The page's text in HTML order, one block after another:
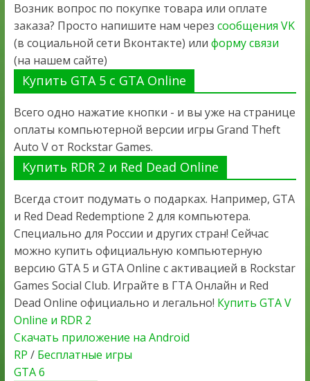
Возник вопрос по покупке товара или оплате
заказа? Просто напишите нам через сообщения VK
(в социальной сети Вконтакте) или форму связи
(на нашем сайте)
Купить GTA 5 с GTA Online
Всего одно нажатие кнопки - и вы уже на странице
оплаты компьютерной версии игры Grand Theft
Auto V от Rockstar Games.
Купить RDR 2 и Red Dead Online
Всегда стоит подумать о подарках. Например, GTA
и Red Dead Redemptione 2 для компьютера.
Специально для России и других стран! Сейчас
можно купить официальную компьютерную
версию GTA 5 и GTA Online с активацией в Rockstar
Games Social Club. Играйте в ГТА Онлайн и Red
Dead Online официально и легально! Купить GTA V
Online и RDR 2
Скачать приложение на Android
RP / Бесплатные игры
GTA 6